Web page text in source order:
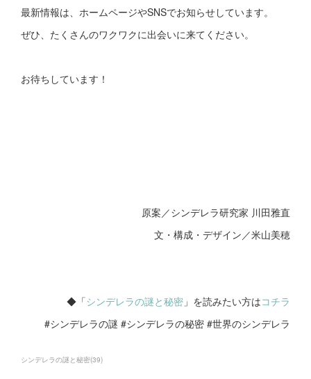
最新情報は、ホームページやSNSでお知らせしています。
ぜひ、たくさんのワクワクに出会いに来てください。
お待ちしています！
原案／シンデレラ研究家 川田雅直
文・構成・デザイン／米山美穂
◆「シンデレラの謎と秘密 」を読みたい方はコチラ
#シンデレラの謎 #シンデレラの秘密 #世界のシンデレラ
シンデレラの謎と秘密(39)